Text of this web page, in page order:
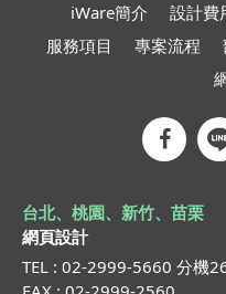
iWare簡介 設計費
服務項目
專案流程
台北、桃園、新竹、苗栗
網頁設計
TEL : 02-2999-5660 分機